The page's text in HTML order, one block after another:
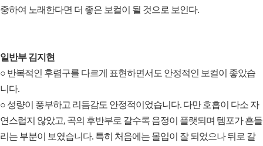
중하여 노래한다면 더 좋은 보컬이 될 것으로 보인다.
일반부 김지현
○ 반복적인 후렴구를 다르게 표현하면서도 안정적인 보컬이 좋았습
니다.
○ 성량이 풍부하고 리듬감도 안정적이었습니다. 다만 호흡이 다소 자
연스럽지 않았고, 곡의 후반부로 갈수록 음정이 플랫되며 템포가 흔들
리는 부분이 보였습니다. 특히 처음에는 몰입이 잘 되었으나 뒤로 갈